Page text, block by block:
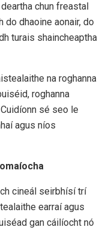
chun freastal
do dhaoine aonair, do
turais shaincheaptha
na roghanna
roghanna
sé seo le
agus níos
cineál seirbhísí trí
earraí agus
gan cáilíocht nó